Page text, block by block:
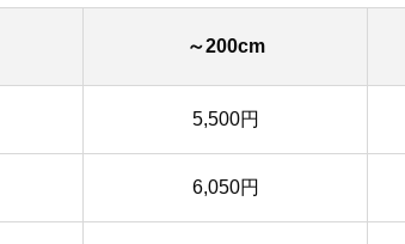
～200cm
5,500円
6,050円